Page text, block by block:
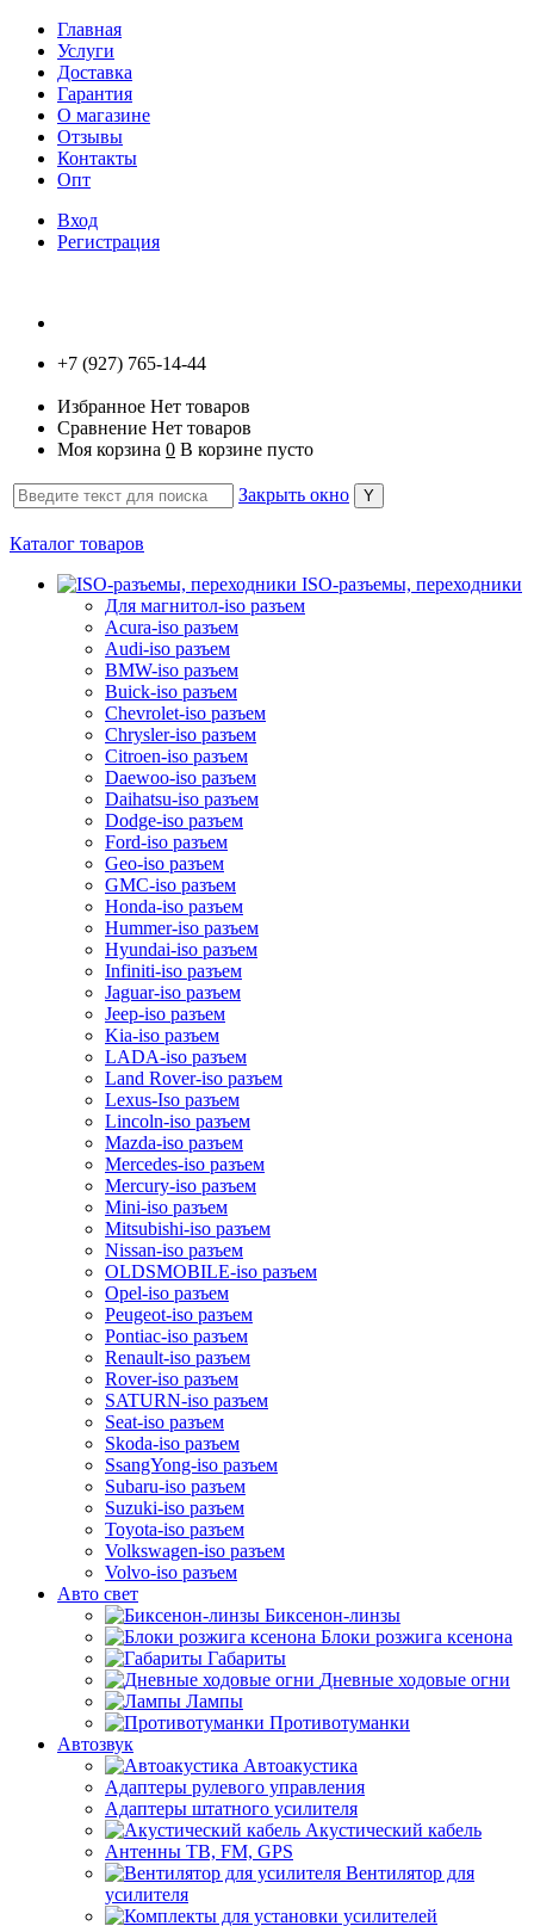
Главная
Услуги
Доставка
Гарантия
О магазине
Отзывы
Контакты
Опт
Вход
Регистрация
+7 (927) 765-14-44
Избранное Нет товаров
Сравнение Нет товаров
Моя корзина 0 В корзине пусто
Закрыть окно
Каталог товаров
ISO-разъемы, переходники
Для магнитол-iso разъем
Acura-iso разъем
Audi-iso разъем
BMW-iso разъем
Buick-iso разъем
Chevrolet-iso разъем
Chrysler-iso разъем
Citroen-iso разъем
Daewoo-iso разъем
Daihatsu-iso разъем
Dodge-iso разъем
Ford-iso разъем
Geo-iso разъем
GMC-iso разъем
Honda-iso разъем
Hummer-iso разъем
Hyundai-iso разъем
Infiniti-iso разъем
Jaguar-iso разъем
Jeep-iso разъем
Kia-iso разъем
LADA-iso разъем
Land Rover-iso разъем
Lexus-Iso разъем
Lincoln-iso разъем
Mazda-iso разъем
Mercedes-iso разъем
Mercury-iso разъем
Mini-iso разъем
Mitsubishi-iso разъем
Nissan-iso разъем
OLDSMOBILE-iso разъем
Opel-iso разъем
Peugeot-iso разъем
Pontiac-iso разъем
Renault-iso разъем
Rover-iso разъем
SATURN-iso разъем
Seat-iso разъем
Skoda-iso разъем
SsangYong-iso разъем
Subaru-iso разъем
Suzuki-iso разъем
Toyota-iso разъем
Volkswagen-iso разъем
Volvo-iso разъем
Авто свет
Биксенон-линзы
Блоки розжига ксенона
Габариты
Дневные ходовые огни
Лампы
Противотуманки
Автозвук
Автоакустика
Адаптеры рулевого управления
Адаптеры штатного усилителя
Акустический кабель
Антенны ТВ, FM, GPS
Вентилятор для
усилителя